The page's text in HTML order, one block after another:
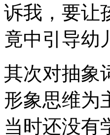
诉我，要让
竟中引导幼
其次对抽象
形象思维为
当时还没有